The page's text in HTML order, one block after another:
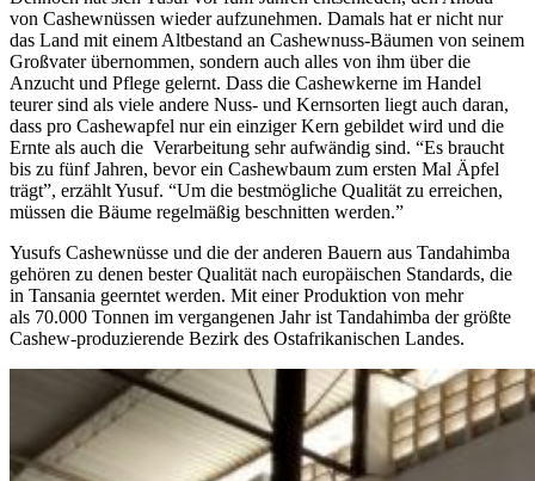
von Cashewnüssen wieder aufzunehmen. Damals hat er nicht nur
das Land mit einem Altbestand an Cashewnuss-Bäumen von seinem
Großvater übernommen, sondern auch alles von ihm über die
Anzucht und Pflege gelernt. Dass die Cashewkerne im Handel
teurer sind als viele andere Nuss- und Kernsorten liegt auch daran,
dass pro Cashewapfel nur ein einziger Kern gebildet wird und die
Ernte als auch die Verarbeitung sehr aufwändig sind. “Es braucht
bis zu fünf Jahren, bevor ein Cashewbaum zum ersten Mal Äpfel
trägt”, erzählt Yusuf. “Um die bestmögliche Qualität zu erreichen,
müssen die Bäume regelmäßig beschnitten werden.”
Yusufs Cashewnüsse und die der anderen Bauern aus Tandahimba
gehören zu denen besterQualität nach europäischen Standards, die
in Tansania geerntet werden. Mit einer Produktion von mehr
als 70.000 Tonnen im vergangenen Jahr ist Tandahimba der größte
Cashew-produzierende Bezirk des Ostafrikanischen Landes.